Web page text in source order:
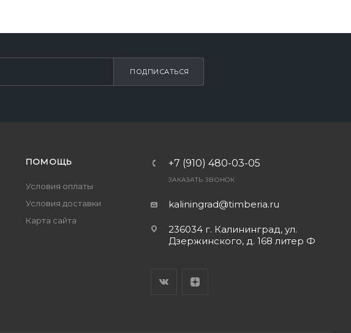
ПОДПИСАТЬСЯ
ПОМОЩЬ
Условия оплаты
Условия доставки
Карта сайта
+7 (910) 480-03-05
ЗАКАЗАТЬ ЗВОНОК
kaliningrad@timberia.ru
236034 г. Калининград, ул.
Дзержинского, д. 168 литер Ф